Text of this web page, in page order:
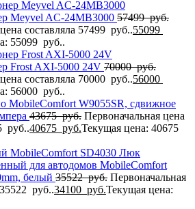
Meyvel AC-24MB3000 57499руб.
составляла 57499 руб..55099
55099 руб..
Frost AXI-5000 24V 70000руб.
составляла 70000 руб..56000
56000 руб..
MobileComfort W9055SR, сдвижное
43675руб. Первоначальная цена
руб..40675 руб.Текущая цена: 40675
Люк
для автодомов MobileComfort
белый 35522руб. Первоначальная
руб..34100 руб.Текущая цена: